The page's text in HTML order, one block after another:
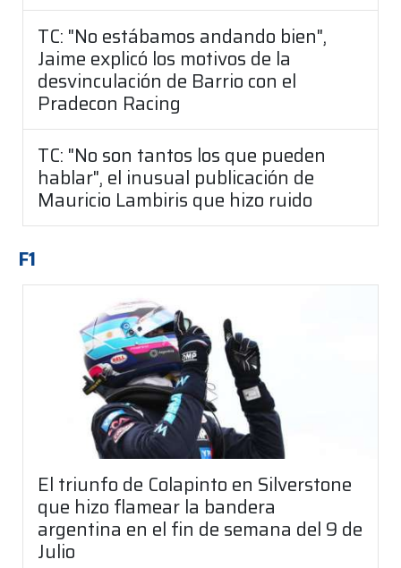
TC: "No estábamos andando bien",
Jaime explicó los motivos de la
desvinculación de Barrio con el
Pradecon Racing
TC: "No son tantos los que pueden
hablar", el inusual publicación de
Mauricio Lambiris que hizo ruido
F1
El triunfo de Colapinto en Silverstone
que hizo flamear la bandera
argentina en el fin de semana del 9 de
Julio